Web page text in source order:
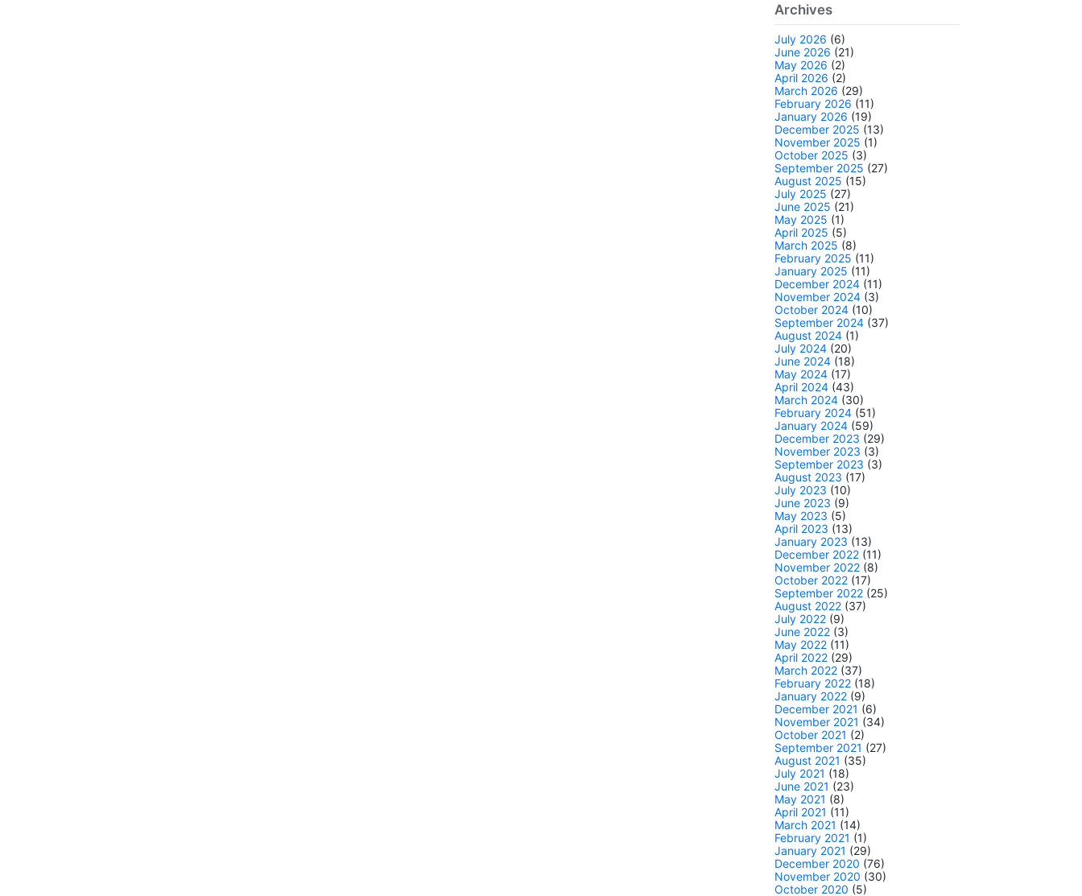
Archives
July 2026 (6)
June 2026 (21)
May 2026 (2)
April 2026 (2)
March 2026 (29)
February 2026 (11)
January 2026 (19)
December 2025 (13)
November 2025 (1)
October 2025 (3)
September 2025 (27)
August 2025 (15)
July 2025 (27)
June 2025 (21)
May 2025 (1)
April 2025 (5)
March 2025 (8)
February 2025 (11)
January 2025 (11)
December 2024 (11)
November 2024 (3)
October 2024 (10)
September 2024 (37)
August 2024 (1)
July 2024 (20)
June 2024 (18)
May 2024 (17)
April 2024 (43)
March 2024 (30)
February 2024 (51)
January 2024 (59)
December 2023 (29)
November 2023 (3)
September 2023 (3)
August 2023 (17)
July 2023 (10)
June 2023 (9)
May 2023 (5)
April 2023 (13)
January 2023 (13)
December 2022 (11)
November 2022 (8)
October 2022 (17)
September 2022 (25)
August 2022 (37)
July 2022 (9)
June 2022 (3)
May 2022 (11)
April 2022 (29)
March 2022 (37)
February 2022 (18)
January 2022 (9)
December 2021 (6)
November 2021 (34)
October 2021 (2)
September 2021 (27)
August 2021 (35)
July 2021 (18)
June 2021 (23)
May 2021 (8)
April 2021 (11)
March 2021 (14)
February 2021 (1)
January 2021 (29)
December 2020 (76)
November 2020 (30)
October 2020 (5)